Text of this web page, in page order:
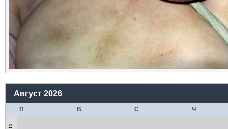
Август 2026
П В С Ч
»